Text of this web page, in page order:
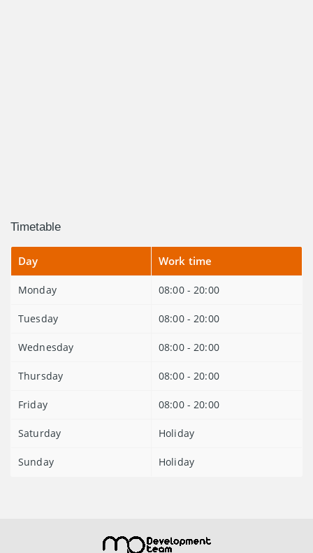
Timetable
Day Work time
Monday 08:00 - 20:00
Tuesday 08:00 - 20:00
Wednesday 08:00 - 20:00
Thursday 08:00 - 20:00
Friday 08:00 - 20:00
Saturday Holiday
Sunday Holiday